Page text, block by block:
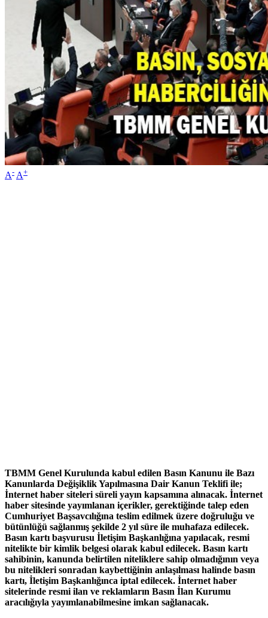
A- A+
TBMM Genel Kurulunda kabul edilen Basın Kanunu ile Bazı
Kanunlarda Değişiklik Yapılmasına Dair Kanun Teklifi ile;
İnternet haber siteleri süreli yayın kapsamına alınacak. İnternet
haber sitesinde yayımlanan içerikler, gerektiğinde talep eden
Cumhuriyet Başsavcılığına teslim edilmek üzere doğruluğu ve
bütünlüğü sağlanmış şekilde 2 yıl süre ile muhafaza edilecek.
Basın kartı başvurusu İletişim Başkanlığına yapılacak, resmi
nitelikte bir kimlik belgesi olarak kabul edilecek. Basın kartı
sahibinin, kanunda belirtilen niteliklere sahip olmadığının veya
bu nitelikleri sonradan kaybettiğinin anlaşılması halinde basın
kartı, İletişim Başkanlığınca iptal edilecek. İnternet haber
sitelerinde resmi ilan ve reklamların Basın İlan Kurumu
aracılığıyla yayımlanabilmesine imkan sağlanacak.